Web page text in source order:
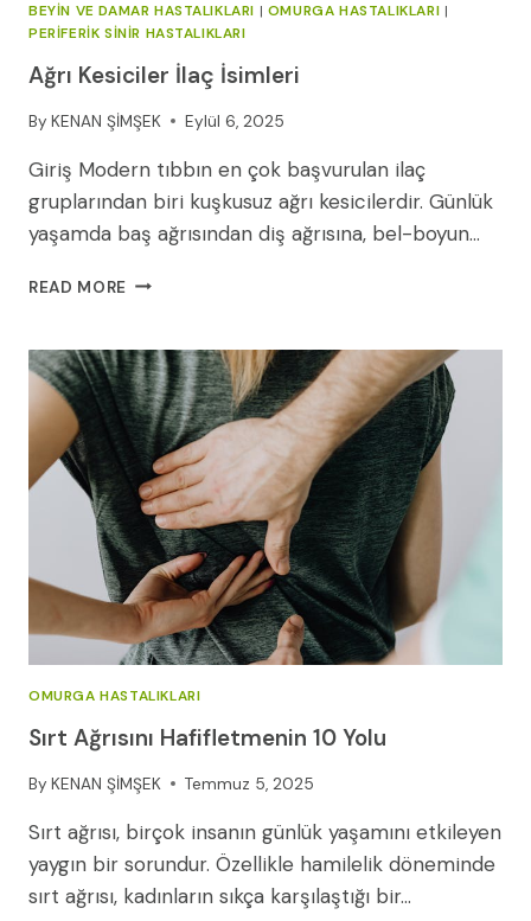
BEYIN VE DAMAR HASTALIKLARI | OMURGA HASTALIKLARI |
PERIFERIK SINIR HASTALIKLARI
Ağrı Kesiciler İlaç İsimleri
By KENAN ŞİMŞEK Eylül 6, 2025
Giriş Modern tıbbın en çok başvurulan ilaç
gruplarından biri kuşkusuz ağrı kesicilerdir. Günlük
yaşamda baş ağrısından diş ağrısına, bel-boyun…
READ MORE AĞRI
İSIMLERI
OMURGA HASTALIKLARI
Sırt Ağrısını Hafifletmenin 10 Yolu
By KENAN ŞİMŞEK Temmuz 5, 2025
Sırt ağrısı, birçok insanın günlük yaşamını etkileyen
yaygın bir sorundur. Özellikle hamilelik döneminde
sırt ağrısı, kadınların sıkça karşılaştığı bir…